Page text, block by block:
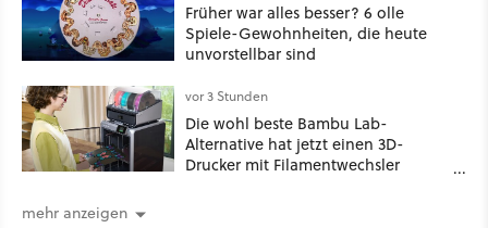
Früher war alles besser? 6 olle
Spiele-Gewohnheiten, die heute
unvorstellbar sind
vor 3 Stunden
Die wohl beste Bambu Lab-
Alternative hat jetzt einen 3D-
Drucker mit Filamentwechsler
mehr anzeigen